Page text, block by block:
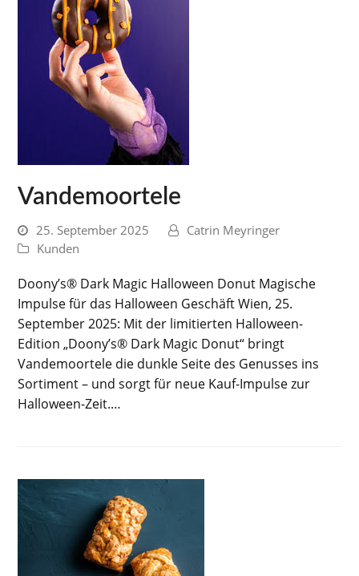
Vandemoortele
25. September 2025
Catrin Meyringer
Kunden
Doony’s® Dark Magic Halloween Donut Magische
Impulse für das Halloween Geschäft Wien, 25.
September 2025: Mit der limitierten Halloween-
Edition „Doony’s® Dark Magic Donut“ bringt
Vandemoortele die dunkle Seite des Genusses ins
Sortiment – und sorgt für neue Kauf-Impulse zur
Halloween-Zeit.…